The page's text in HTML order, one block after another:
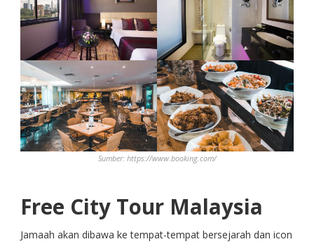
Sumber: https://www.booking.com/
Free City Tour Malaysia
Jamaah akan dibawa ke tempat-tempat bersejarah dan icon